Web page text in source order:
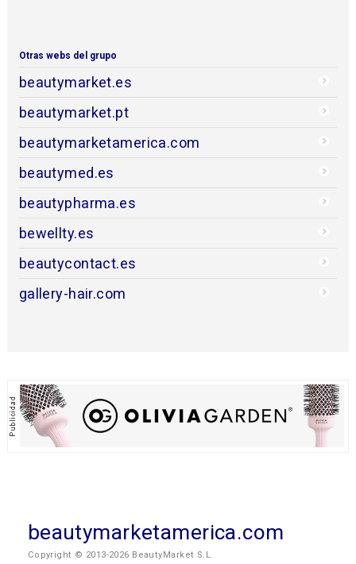
Otras webs del grupo
beautymarket.es
beautymarket.pt
beautymarketamerica.com
beautymed.es
beautypharma.es
bewellty.es
beautycontact.es
gallery-hair.com
beautymarketamerica.com
Copyright © 2013-2026 BeautyMarket S.L.